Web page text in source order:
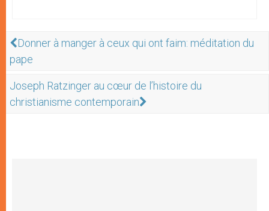
Donner à manger à ceux qui ont faim: méditation du
pape
Joseph Ratzinger au cœur de l’histoire du
christianisme contemporain